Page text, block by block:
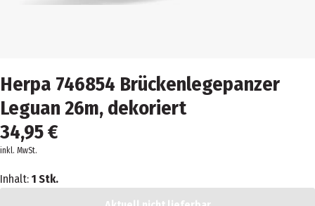
Herpa 746854 Brückenlegepanzer
Leguan 26m, dekoriert
34,95 €
inkl. MwSt.
Inhalt: 1 Stk.